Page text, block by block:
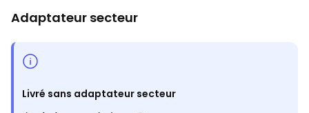
Adaptateur secteur
Livré sans adaptateur secteur